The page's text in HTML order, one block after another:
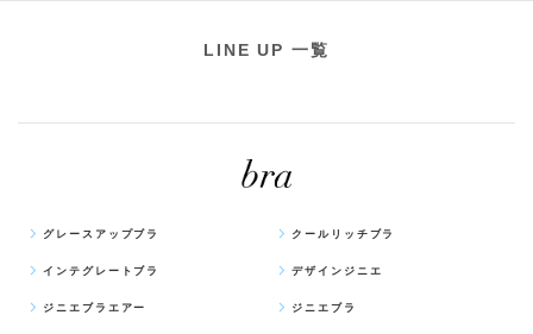
LINE UP 一覧
グレースアップブラ クールリッチブラ
インテグレートブラ デザインジニエ
ジニエブラエアー ジニエブラ